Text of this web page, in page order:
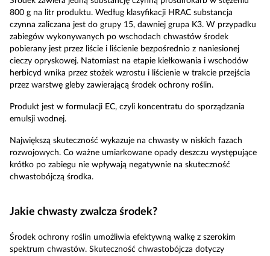
800 g na litr produktu. Według klasyfikacji HRAC substancja
czynna zaliczana jest do grupy 15, dawniej grupa K3. W przypadku
zabiegów wykonywanych po wschodach chwastów środek
pobierany jest przez liście i liścienie bezpośrednio z naniesionej
cieczy opryskowej. Natomiast na etapie kiełkowania i wschodów
herbicyd wnika przez stożek wzrostu i liścienie w trakcie przejścia
przez warstwę gleby zawierającą środek ochrony roślin.
Produkt jest w formulacji EC, czyli koncentratu do sporządzania
emulsji wodnej.
Największą skuteczność wykazuje na chwasty w niskich fazach
rozwojowych. Co ważne umiarkowane opady deszczu występujące
krótko po zabiegu nie wpływają negatywnie na skuteczność
chwastobójczą środka.
Jakie chwasty zwalcza środek?
Środek ochrony roślin umożliwia efektywną walkę z szerokim
spektrum chwastów. Skuteczność chwastobójcza dotyczy